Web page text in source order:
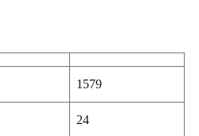
1579
24